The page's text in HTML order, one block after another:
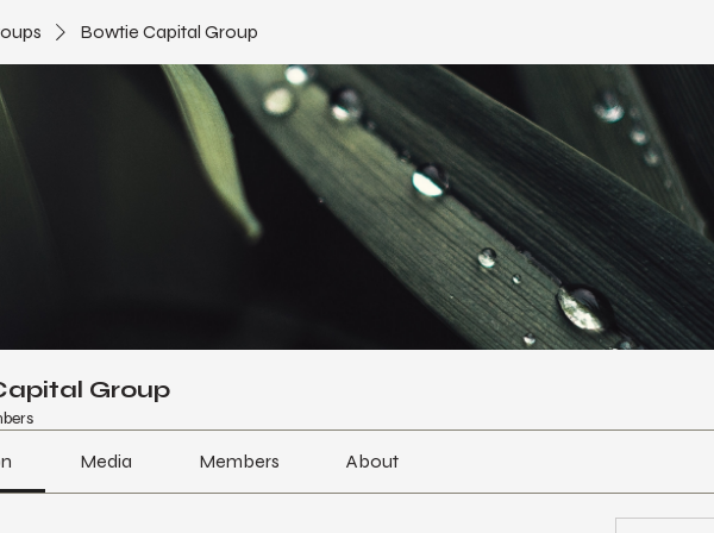
Bowtie Capital Group
Group
Media Members About